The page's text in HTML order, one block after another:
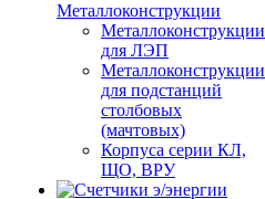
Металлоконструкции
Металлоконструкции
для ЛЭП
Металлоконструкции
для подстанций
столбовых
(мачтовых)
Корпуса серии КЛ,
ЩО, ВРУ